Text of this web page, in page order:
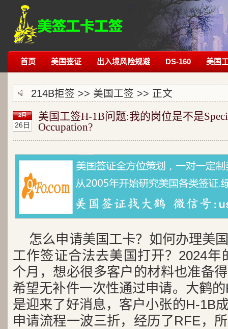
首页 美国签证 出入境风险规避 DS-160 美国
214B拒签 >> 美国工签 >> 正文
2月
26日
美国工签H-1B问题:我的岗位是不是
Occupation?
怎么申请美国工卡？如何办理美
工作签证合法去美国打开？2024年
个月，想必很多客户的材料也准备
希望无补件一次性通过申请。大鹤
是迎来了好消息，客户小张的H-1B
申请流程一波三折，经历了RFE，